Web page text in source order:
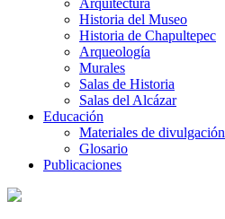
Arquitectura
Historia del Museo
Historia de Chapultepec
Arqueología
Murales
Salas de Historia
Salas del Alcázar
Educación
Materiales de divulgación
Glosario
Publicaciones